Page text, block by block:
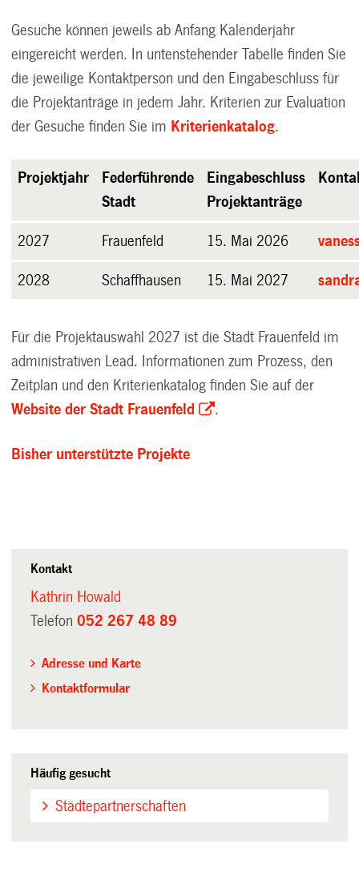
Gesuche können jeweils ab Anfang Kalenderjahr
eingereicht werden. In untenstehender Tabelle finden Sie
die jeweilige Kontaktperson und den Eingabeschluss für
die Projektanträge in jedem Jahr. Kriterien zur Evaluation
der Gesuche finden Sie im Kriterienkatalog.
Projektjahr
Federführende
Stadt
Eingabeschluss
Projektanträge
2027 Frauenfeld 15. Mai 2026
2028 Schaffhausen 15. Mai 2027
Für die Projektauswahl 2027 ist die Stadt Frauenfeld im
administrativen Lead. Informationen zum Prozess, den
Zeitplan und den Kriterienkatalog finden Sie auf der
Website der Stadt Frauenfeld
.
Bisher unterstützte Projekte
Kontakt
Kathrin Howald
Telefon052 267 48 89
Adresse und Karte
Kontaktformular
Häufig gesucht
Städtepartnerschaften